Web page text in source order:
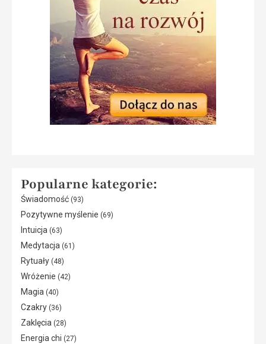
Popularne kategorie:
Świadomość (93)
Pozytywne myślenie (69)
Intuicja (63)
Medytacja (61)
Rytuały (48)
Wróżenie (42)
Magia (40)
Czakry (36)
Zaklęcia (28)
Energia chi (27)